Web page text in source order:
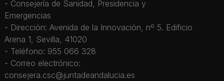
- Consejería de Sanidad, Presidencia y
Emergencias
- Dirección: Avenida de la Innovación, nº 5. Edificio
Arena 1, Sevilla, 41020
- Teléfono: 955 066 328
- Correo electrónico:
consejera.csc@juntadeandalucia.es